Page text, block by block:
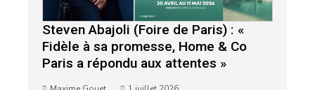
Steven Abajoli (Foire de Paris) : «
Fidèle à sa promesse, Home & Co
Paris a répondu aux attentes »